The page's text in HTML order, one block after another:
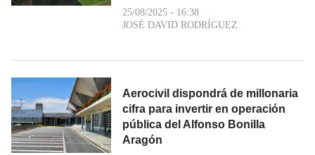
25/08/2025 - 16:38
JOSÉ DAVID RODRÍGUEZ
Aerocivil dispondrá de millonaria
cifra para invertir en operación
pública del Alfonso Bonilla
Aragón